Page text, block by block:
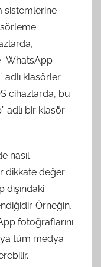
sistemlerine
adlı klasörler
cihazlarda, bu
adlı bir klasör
nasıl
dikkate değer
Örneğin,
fotoğraflarını
tüm medya